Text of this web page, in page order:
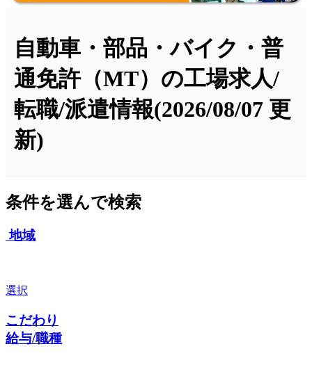
自動車・部品・バイク・普
通免許（MT）の工場求人/
転職/派遣情報(2026/08/07 更
新)
条件を選んで検索
地域
選択
こだわり
給与/職種